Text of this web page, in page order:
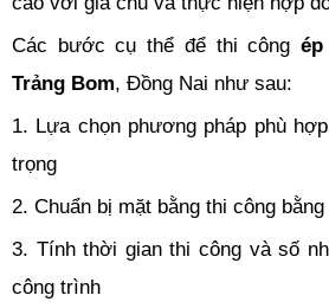
Các bước cụ thể để thi công
Trảng Bom, Đồng Nai như sau:
1. Lựa chọn phương pháp phù
trọng
2. Chuẩn bị mặt bằng thi công
3. Tính thời gian thi công và số
công trình